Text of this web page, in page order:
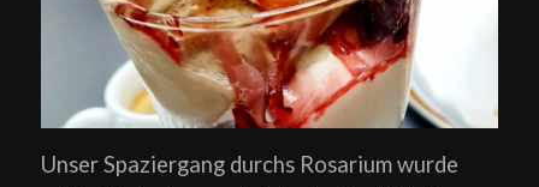
Unser Spaziergang durchs Rosarium wurde